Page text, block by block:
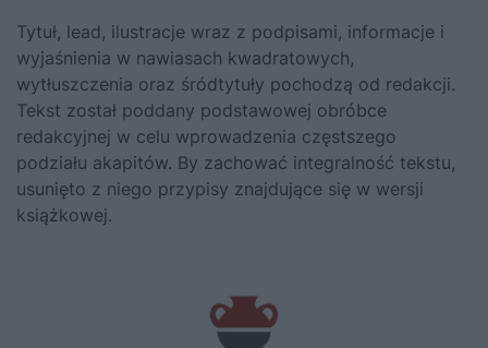
Tytuł, lead, ilustracje wraz z podpisami, informacje i
wyjaśnienia w nawiasach kwadratowych,
wytłuszczenia oraz śródtytuły pochodzą od redakcji.
Tekst został poddany podstawowej obróbce
redakcyjnej w celu wprowadzenia częstszego
podziału akapitów. By zachować integralność tekstu,
usunięto z niego przypisy znajdujące się w wersji
książkowej.